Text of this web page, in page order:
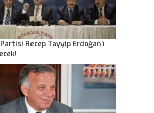
Recep Tayyip Erdoğan’ı